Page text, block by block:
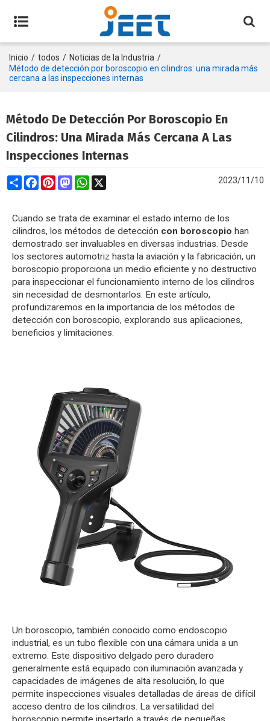
Inicio / todos / Noticias de la Industria /
Método de detección por boroscopio en cilindros: una mirada más
cercana a las inspecciones internas
Método De Detección Por Boroscopio En
Cilindros: Una Mirada Más Cercana A Las
Inspecciones Internas
ShareFacebookPinterestMastodonWhatsApp 2023/11/10
Cuando se trata de examinar el estado interno de los
cilindros, los métodos de detección con boroscopio han
demostrado ser invaluables en diversas industrias. Desde
los sectores automotriz hasta la aviación y la fabricación, un
boroscopio proporciona un medio eficiente y no destructivo
para inspeccionar el funcionamiento interno de los cilindros
sin necesidad de desmontarlos. En este artículo,
profundizaremos en la importancia de los métodos de
detección con boroscopio, explorando sus aplicaciones,
beneficios y limitaciones.
Un boroscopio, también conocido como endoscopio
industrial, es un tubo flexible con una cámara unida a un
extremo. Este dispositivo delgado pero duradero
generalmente está equipado con iluminación avanzada y
capacidades de imágenes de alta resolución, lo que
permite inspecciones visuales detalladas de áreas de difícil
acceso dentro de los cilindros. La versatilidad del